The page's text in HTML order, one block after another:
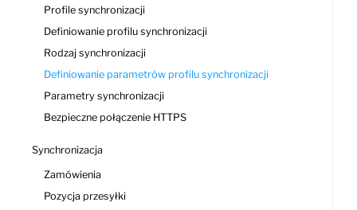
Profile synchronizacji
Definiowanie profilu synchronizacji
Rodzaj synchronizacji
Definiowanie parametrów profilu synchronizacji
Parametry synchronizacji
Bezpieczne połączenie HTTPS
Synchronizacja
Zamówienia
Pozycja przesyłki